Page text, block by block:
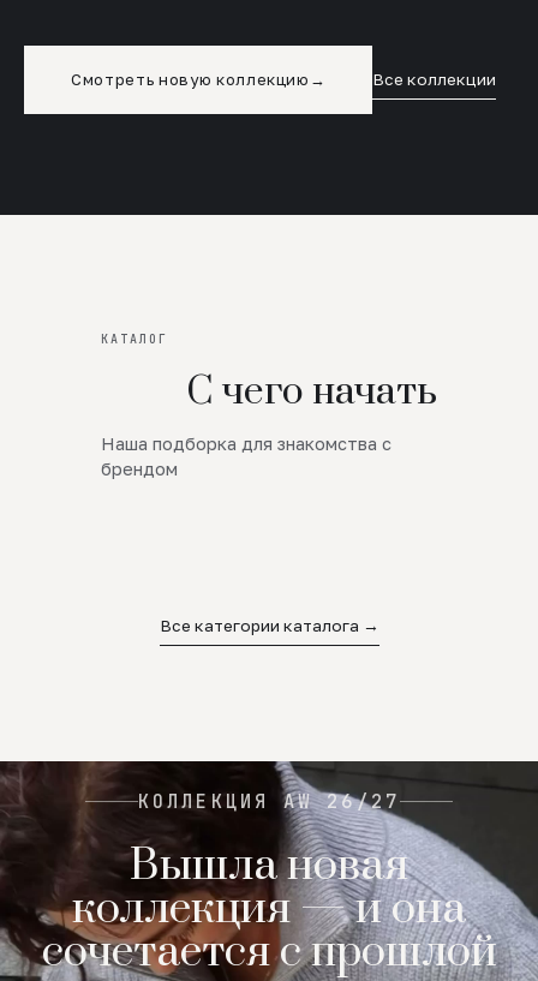
Смотреть новую коллекцию → Все коллекции
КАТАЛОГ
С чего начать
Наша подборка для знакомства с
брендом
Новинки
SALE
Все категории каталога →
КОЛЛЕКЦИЯ AW 26/27
Вышла новая
коллекция — и она
сочетается с прошлой